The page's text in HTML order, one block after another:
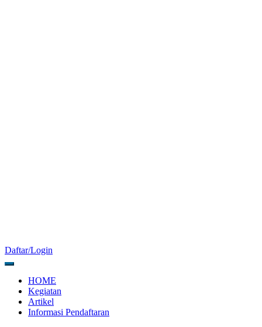
Daftar/Login
HOME
Kegiatan
Artikel
Informasi Pendaftaran